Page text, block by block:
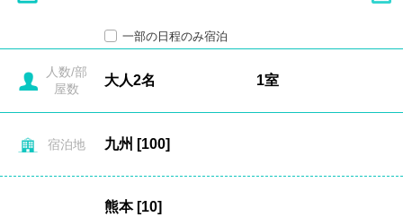
一部の日程のみ宿泊
人数/部
屋数
宿泊地